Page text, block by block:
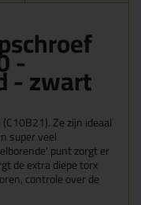
-
- zwart
C10B21). Ze zijn ideaal
super veel
punt zorgt er
de extra diepe torx
controle over de